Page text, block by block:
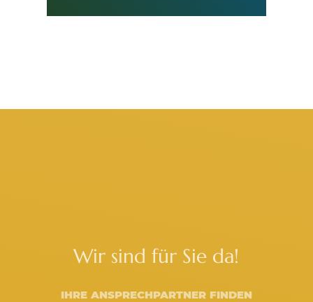
Wir sind für Sie da!
IHRE ANSPRECHPARTNER FINDEN